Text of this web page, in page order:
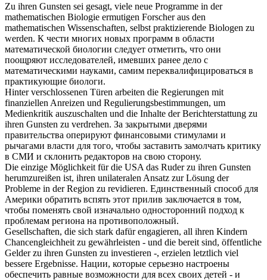
Zu ihren Gunsten sei gesagt, viele neue Programme in der
mathematischen Biologie ermutigen Forscher aus den
mathematischen Wissenschaften, selbst praktizierende Biologen zu
werden. К чести многих новых программ в области
математической биологии следует отметить, что они
поощряют исследователей, имевших ранее дело с
математическими науками, самим переквалифицироваться в
практикующие биологи.
Hinter verschlossenen Türen arbeiten die Regierungen mit
finanziellen Anreizen und Regulierungsbestimmungen, um
Medienkritik auszuschalten und die Inhalte der Berichterstattung zu
ihren Gunsten zu verdrehen. За закрытыми дверями
правительства оперируют финансовыми стимулами и
рычагами власти для того, чтобы заставить замолчать критику
в СМИ и склонить редакторов на свою сторону.
Die einzige Möglichkeit für die USA das Ruderzu ihren Gunsten
herumzureißen ist, ihren unilateralen Ansatz zur Lösung der
Probleme in der Region zu revidieren. Единственный способ для
Америки обратить вспять этот прилив заключается в том,
чтобы поменять свой изначально односторонний подход к
проблемам региона на противоположный.
Gesellschaften, die sich stark dafür engagieren, all ihren Kindern
Chancengleichheit zu gewährleisten - und die bereit sind, öffentliche
Gelderzu ihren Gunsten zu investieren -, erzielen letztlich viel
bessere Ergebnisse. Нации, которые серьезно настроены
обеспечить равные возможности для всех своих детей - и